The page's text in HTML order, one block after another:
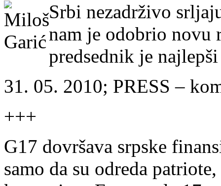
Srbi nezadrživo
nam je odobrio novu
predsednik je
31. 05. 2010; PRESS –
+++
G17 dovršava srpske
samo da su odreda